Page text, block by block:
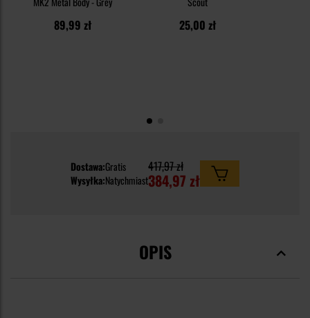
89,99 zł 25,00 zł
Dostawa:Gratis
Wysyłka:Natychmiast
417,97 zł
384,97 zł
OPIS